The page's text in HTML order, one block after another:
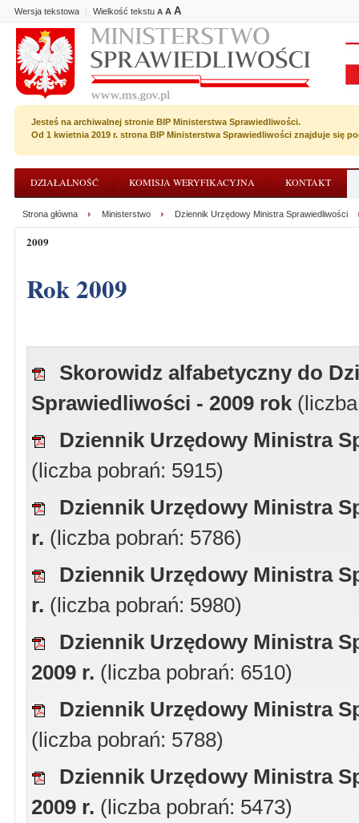
Wersja tekstowa | Wielkość tekstu A A A
Jesteś na archiwalnej stronie BIP Ministerstwa Sprawiedliwości.
Od 1 kwietnia 2019 r. strona BIP Ministerstwa Sprawiedliwości znajduje się
DZIAŁALNOŚĆ KOMISJA WERYFIKACYJNA KONTAKT
Strona główna Ministerstwo Dziennik Urzędowy Ministra Sprawiedliwości
2009
Rok 2009
Skorowidz alfabetyczny do
Sprawiedliwości - 2009 rok
Dziennik Urzędowy Ministra
(liczba pobrań: 5915)
Dziennik Urzędowy Ministra
r. (liczba pobrań: 5786)
Dziennik Urzędowy Ministra
r. (liczba pobrań: 5980)
Dziennik Urzędowy Ministra
2009 r. (liczba pobrań: 6510)
Dziennik Urzędowy Ministra
(liczba pobrań: 5788)
Dziennik Urzędowy Ministra
2009 r. (liczba pobrań: 5473)